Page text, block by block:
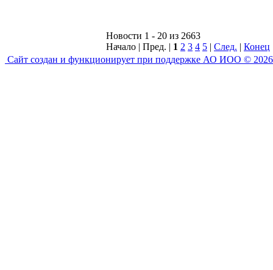
Новости 1 - 20 из 2663
Начало | Пред. | 1 2 3 4 5 | След. | Конец
Сайт создан и функционирует при поддержке АО ИОО © 2026